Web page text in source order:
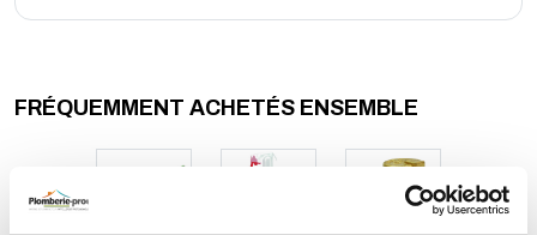
FRÉQUEMMENT ACHETÉS ENSEMBLE